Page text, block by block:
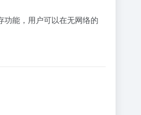
能，用户可以在无网络的